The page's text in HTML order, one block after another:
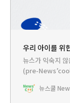
우리 아이를 위
뉴스가 익숙지
(pre-
뉴스쿨